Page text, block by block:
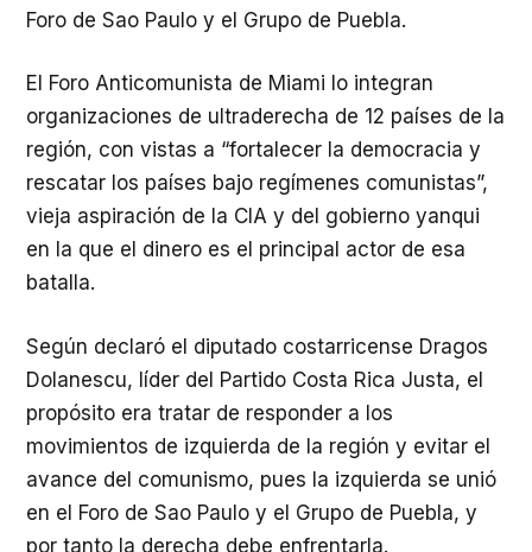
Foro de Sao Paulo y el Grupo de Puebla.
El Foro Anticomunista de Miami lo integran
organizaciones de ultraderecha de 12 países de la
región, con vistas a “fortalecer la democracia y
rescatar los países bajo regímenes comunistas”,
vieja aspiración de la CIA y del gobierno yanqui
en la que el dinero es el principal actor de esa
batalla.
Según declaró el diputado costarricense Dragos
Dolanescu, líder del Partido Costa Rica Justa, el
propósito era tratar de responder a los
movimientos de izquierda de la región y evitar el
avance del comunismo, pues la izquierda se unió
en el Foro de Sao Paulo y el Grupo de Puebla, y
por tanto la derecha debe enfrentarla.